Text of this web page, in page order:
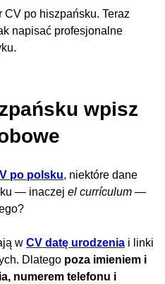
po hiszpańsku. Teraz
napisać profesjonalne
wpisz
po polsku, niektóre dane
— inaczej el currículum —
w CV datę urodzenia i linki
Dlatego poza imieniem i
numerem telefonu i